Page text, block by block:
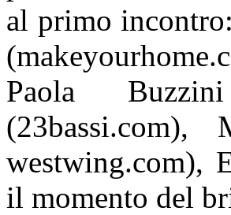
al primo
Paola
(23bassi.com),
westwing.com),
il momento del